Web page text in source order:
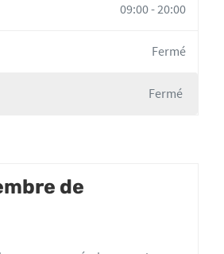
09:00-20:00
Fermé
Fermé
de